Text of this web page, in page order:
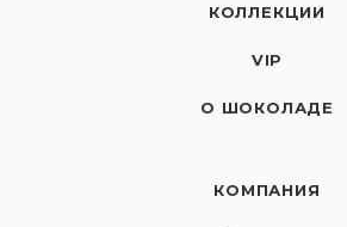
КОЛЛЕКЦИИ
VIP
О ШОКОЛАДЕ
КОМПАНИЯ